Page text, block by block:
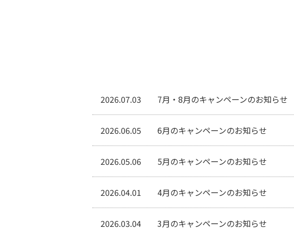
2026.07.03 7月・8月のキャンペーンのお知らせ
2026.06.05 6月のキャンペーンのお知らせ
2026.05.06 5月のキャンペーンのお知らせ
2026.04.01 4月のキャンペーンのお知らせ
2026.03.04 3月のキャンペーンのお知らせ